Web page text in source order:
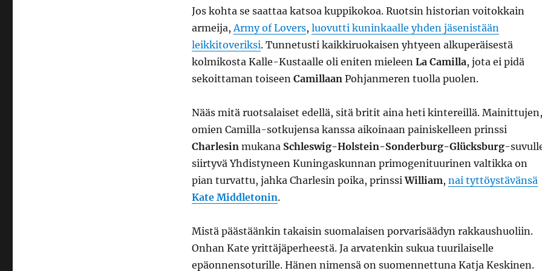
Jos kohta se saattaa katsoa kuppikokoa. Ruotsin historian voitokkain
armeija,Army of Lovers, luovutti kuninkaalle yhden jäsenistään
leikkitoveriksi. Tunnetusti kaikkiruokaisen yhtyeen alkuperäisestä
kolmikosta Kalle-Kustaalle oli eniten mieleen La Camilla, jota ei pidä
sekoittaman toiseen CamillaanPohjanmeren tuolla puolen.
Nääs mitä ruotsalaiset edellä, sitä britit aina heti kintereillä. Mainittujen,
omien Camilla-sotkujensa kanssa aikoinaan painiskelleen prinssi
Charlesinmukana Schleswig-Holstein-Sonderburg-Glücksburg-
siirtyvä Yhdistyneen Kuningaskunnan primogenituurinen valtikka on
pian turvattu, jahka Charlesin poika, prinssiWilliam, nai tyttöystävänsä
Kate Middletonin.
Mistä päästäänkin takaisin suomalaisen porvarisäädyn rakkaushuoliin.
Onhan Kate yrittäjäperheestä. Ja arvatenkin sukua tuurilaiselle
epäonnensoturille. Hänen nimensä on suomennettuna Katja Keskinen.